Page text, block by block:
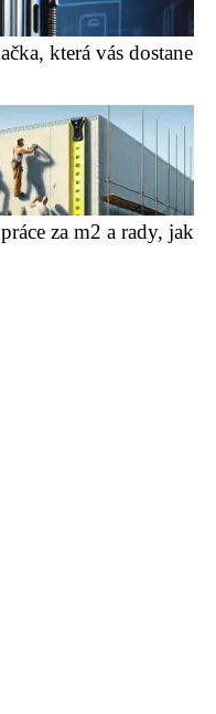
která vás dostane
za m2 a rady, jak